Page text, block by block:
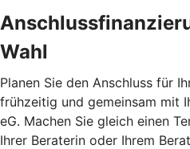
Wahl
Planen Sie den Anschluss für
frühzeitig und gemeinsam mit
eG. Machen Sie gleich einen
Ihrer Beraterin oder Ihrem